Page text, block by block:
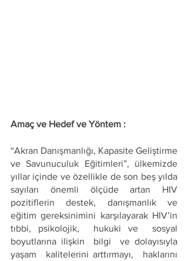
Amaç ve Hedef ve Yöntem :
“Akran Danışmanlığı, Kapasite Geliştirme
ve Savunuculuk Eğitimleri”, ülkemizde
yıllar içinde ve özellikle de son beş yılda
sayıları önemli ölçüde artan HIV
pozitiflerin destek, danışmanlık ve
eğitim gereksinimini karşılayarak HIV’in
tıbbi, psikolojik,  hukuki ve  sosyal
boyutlarına ilişkin  bilgi  ve dolayısıyla
yaşam  kalitelerini arttırmayı,  haklarını